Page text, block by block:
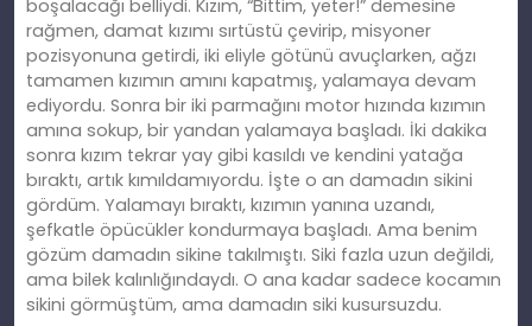
boşalacağı belliydi. Kızım, “Bittim, yeter!” demesine
rağmen, damat kızımı sırtüstü çevirip, misyoner
pozisyonuna getirdi, iki eliyle götünü avuçlarken, ağzı
tamamen kızımın amını kapatmış, yalamaya devam
ediyordu. Sonra bir iki parmağını motor hızında kızımın
amına sokup, bir yandan yalamaya başladı. İki dakika
sonra kızım tekrar yay gibi kasıldı ve kendini yatağa
bıraktı, artık kımıldamıyordu. İşte o an damadın sikini
gördüm. Yalamayı bıraktı, kızımın yanına uzandı,
şefkatle öpücükler kondurmaya başladı. Ama benim
gözüm damadın sikine takılmıştı. Siki fazla uzun değildi,
ama bilek kalınlığındaydı. O ana kadar sadece kocamın
sikini görmüştüm, ama damadın siki kusursuzdu.